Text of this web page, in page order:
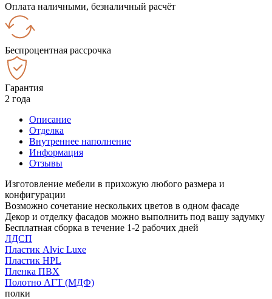
Оплата наличными, безналичный расчёт
Беспроцентная рассрочка
Гарантия
2 года
Описание
Отделка
Внутреннее наполнение
Информация
Отзывы
Изготовление мебели в прихожую любого размера и
конфигурации
Возможно сочетание нескольких цветов в одном фасаде
Декор и отделку фасадов можно выполнить под вашу задумку
Бесплатная сборка в течение 1-2 рабочих дней
ЛДСП
Пластик Alvic Luxe
Пластик HPL
Пленка ПВХ
Полотно АГТ (МДФ)
полки